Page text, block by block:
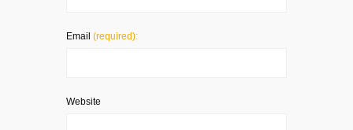
Email (required):
Website